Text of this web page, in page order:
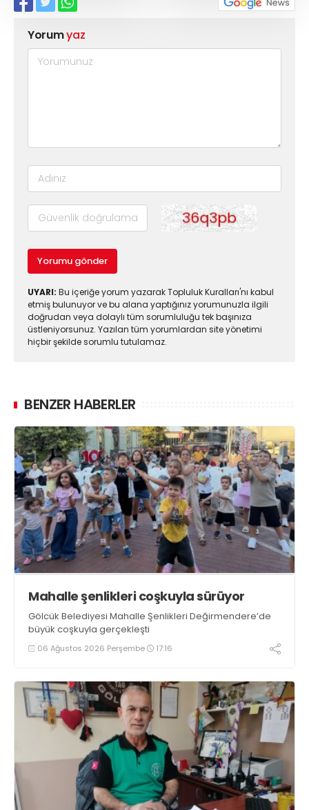
Yorumyaz
Yorumu gönder
UYARI: Bu içeriğe yorum yazarak Topluluk Kuralları'nı kabul
etmiş bulunuyor ve bu alana yaptığınız yorumunuzla ilgili
doğrudan veya dolaylı tüm sorumluluğu tek başınıza
üstleniyorsunuz. Yazılan tüm yorumlardan site yönetimi
hiçbir şekilde sorumlu tutulamaz.
BENZER HABERLER
Mahalle şenlikleri coşkuyla sürüyor
Gölcük Belediyesi Mahalle Şenlikleri Değirmendere’de
büyük coşkuyla gerçekleşti
06 Ağustos 2026 Perşembe 17:16